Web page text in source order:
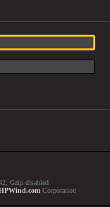
Gzip disabled
Corporation